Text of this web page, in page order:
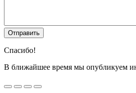
Спасибо!
В ближайшее время мы опубликуем